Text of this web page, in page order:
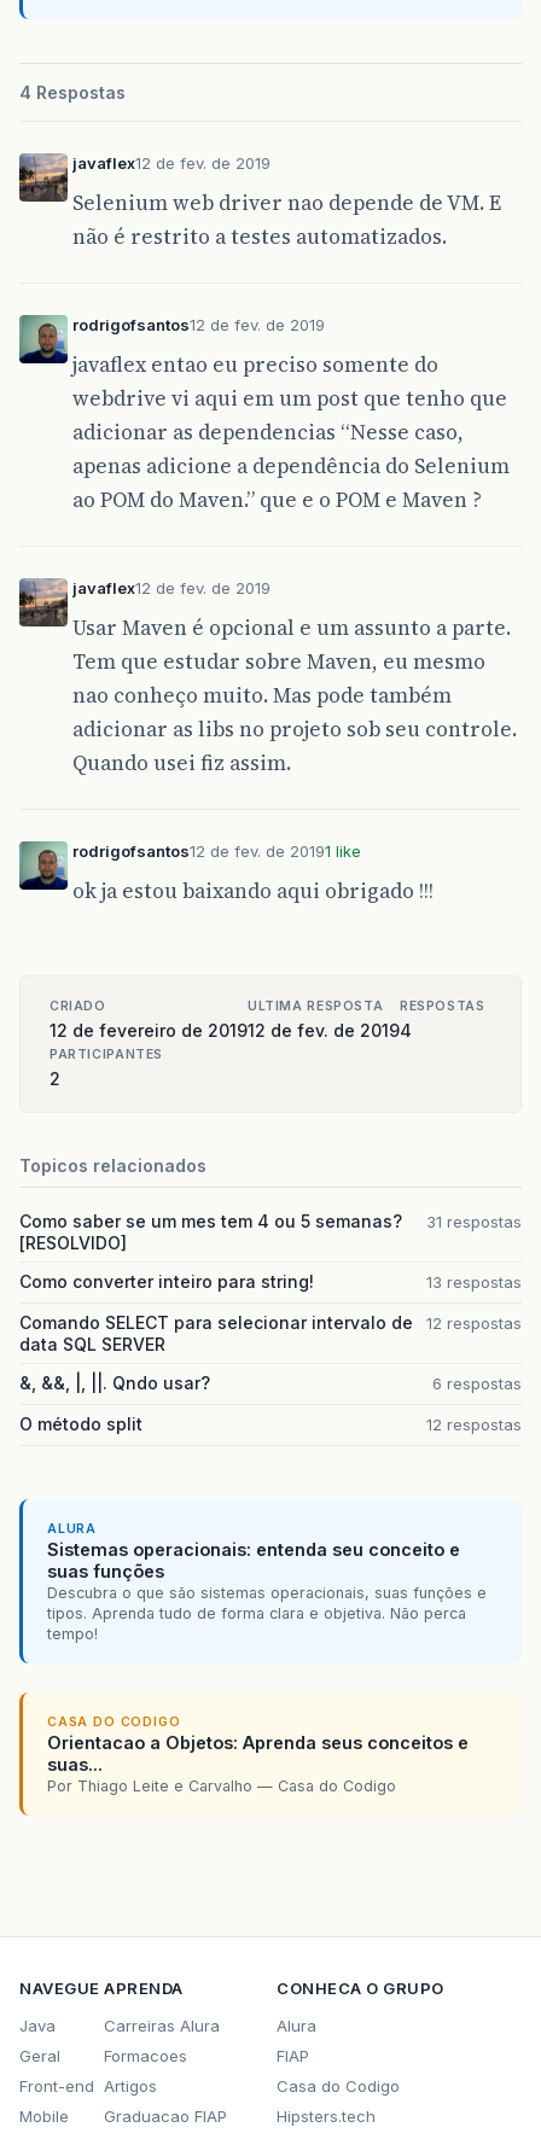
4 Respostas
javaflex12 de fev. de 2019
Selenium web driver nao depende de VM. E
não é restrito a testes automatizados.
rodrigofsantos12 de fev. de 2019
javaflex entao eu preciso somente do
webdrive vi aqui em um post que tenho que
adicionar as dependencias “Nesse caso,
apenas adicione a dependência do Selenium
ao POM do Maven.” que e o POM e Maven ?
javaflex12 de fev. de 2019
Usar Maven é opcional e um assunto a parte.
Tem que estudar sobre Maven, eu mesmo
nao conheço muito. Mas pode também
adicionar as libs no projeto sob seu controle.
Quando usei fiz assim.
rodrigofsantos12 de fev. de 20191 like
ok ja estou baixando aqui obrigado !!!
CRIADO
12 de fevereiro de 2019
ULTIMA RESPOSTA
12 de fev. de 2019
RESPOSTAS
4
PARTICIPANTES
2
Topicos relacionados
Como saber se um mes tem 4 ou 5 semanas?
[RESOLVIDO]
31 respostas
Como converter inteiro para string! 13 respostas
Comando SELECT para selecionar intervalo de
data SQL SERVER
12 respostas
&, &&, |, ||. Qndo usar? 6 respostas
O método split 12 respostas
ALURA
Sistemas operacionais: entenda seu conceito e
suas funções
Descubra o que são sistemas operacionais, suas funções e
tipos. Aprenda tudo de forma clara e objetiva. Não perca
tempo!
CASA DO CODIGO
Orientacao a Objetos: Aprenda seus conceitos e
suas...
Por Thiago Leite e Carvalho — Casa do Codigo
NAVEGUE
Java
Geral
Front-end
Mobile
APRENDA
Carreiras Alura
Formacoes
Artigos
Graduacao FIAP
CONHECA O GRUPO
Alura
FIAP
Casa do Codigo
Hipsters.tech